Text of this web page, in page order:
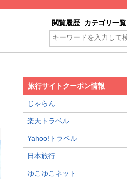
閲覧履歴 カテゴリ一覧
旅行サイトクーポン情報
じゃらん
楽天トラベル
Yahoo!トラベル
日本旅行
ゆこゆこネット